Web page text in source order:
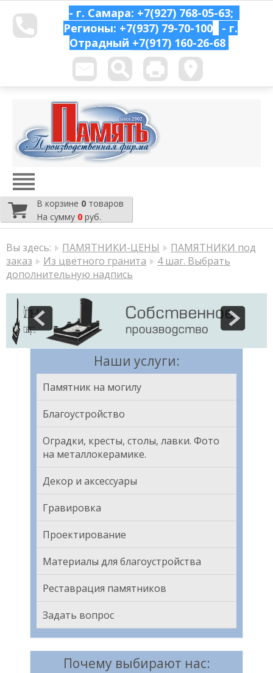
- г. Самара: +7(927) 768-05-63;
Регионы: +7(937) 79-70-100
- г.
Отрадный +7(917) 160-26-68
В корзине 0 товаров
На сумму 0 руб.
Вы здесь: ПАМЯТНИКИ-ЦЕНЫ
ПАМЯТНИКИ под
заказ
Из цветного гранита
4 шаг. Выбрать
дополнительную надпись
Наши услуги:
Памятник на могилу
Благоустройство
Оградки, кресты, столы, лавки. Фото
на металлокерамике.
Декор и аксессуары
Гравировка
Проектирование
Материалы для благоустройства
Реставрация памятников
Задать вопрос
Почему выбирают нас: